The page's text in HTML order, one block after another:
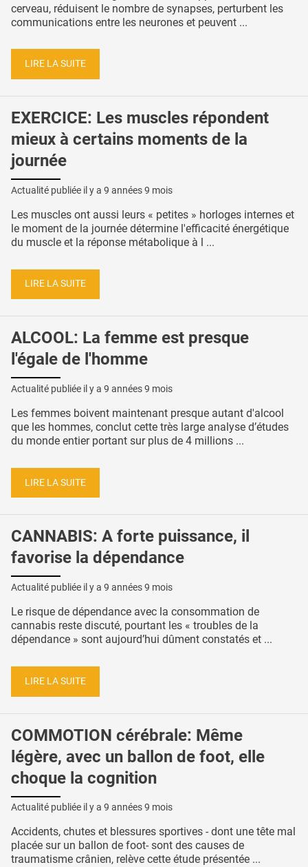
cerveau, réduisent le nombre de synapses, perturbent les
communications entre les neurones et peuvent ...
LIRE LA SUITE
EXERCICE: Les muscles répondent
mieux à certains moments de la
journée
Actualité publiée il y a 9 années 9 mois
Les muscles ont aussi leurs « petites » horloges internes et
le moment de la journée détermine l'efficacité énergétique
du muscle et la réponse métabolique à l ...
LIRE LA SUITE
ALCOOL: La femme est presque
l'égale de l'homme
Actualité publiée il y a 9 années 9 mois
Les femmes boivent maintenant presque autant d'alcool
que les hommes, conclut cette très large analyse d’études
du monde entier portant sur plus de 4 millions ...
LIRE LA SUITE
CANNABIS: A forte puissance, il
favorise la dépendance
Actualité publiée il y a 9 années 9 mois
Le risque de dépendance avec la consommation de
cannabis reste discuté, pourtant les « troubles de la
dépendance » sont aujourd’hui dûment constatés et ...
LIRE LA SUITE
COMMOTION cérébrale: Même
légère, avec un ballon de foot, elle
choque la cognition
Actualité publiée il y a 9 années 9 mois
Accidents, chutes et blessures sportives - dont une tête mal
placée sur un ballon de foot- sont des causes de
traumatisme crânien, relève cette étude présentée ...